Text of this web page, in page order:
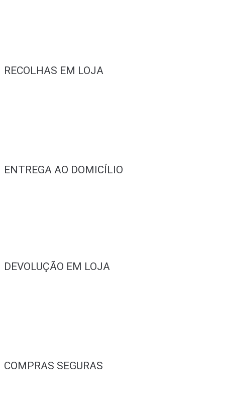
RECOLHAS EM LOJA
ENTREGA AO DOMICÍLIO
DEVOLUÇÃO EM LOJA
COMPRAS SEGURAS